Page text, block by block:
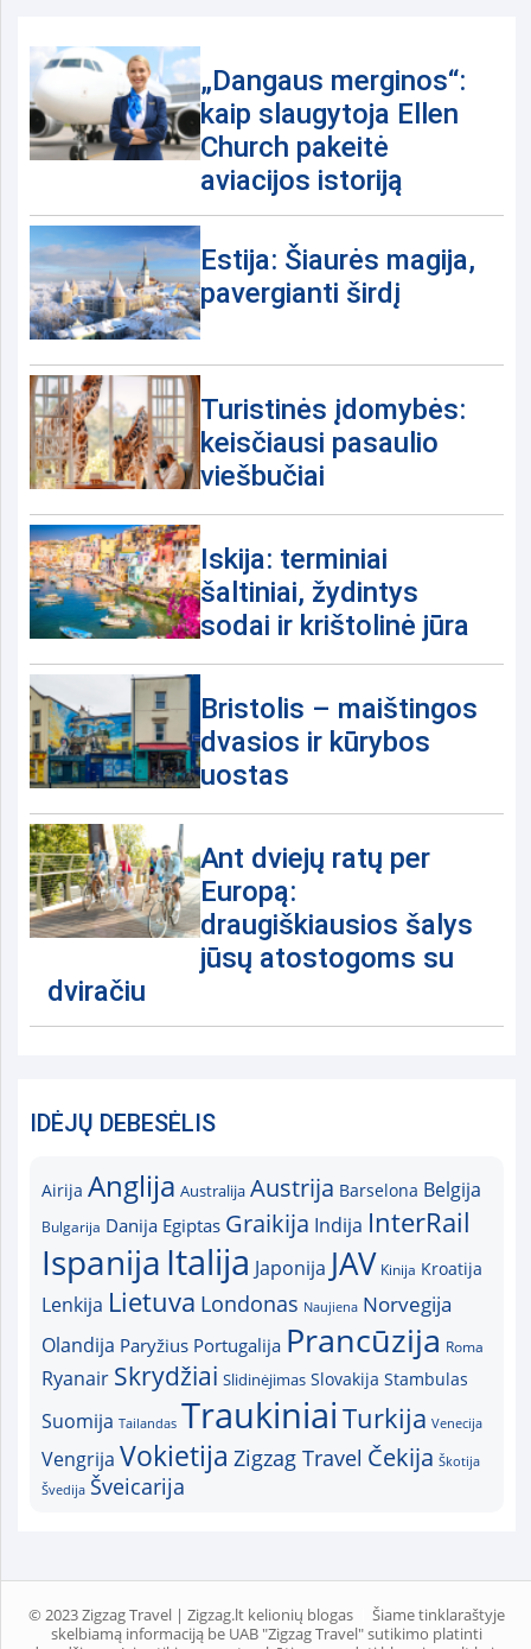
„Dangaus merginos“:
kaip slaugytoja Ellen
Church pakeitė
aviacijos istoriją
Estija: Šiaurės magija,
pavergianti širdį
Turistinės įdomybės:
keisčiausi pasaulio
viešbučiai
Iskija: terminiai
šaltiniai, žydintys
sodai ir krištolinė jūra
Bristolis – maištingos
dvasios ir kūrybos
uostas
Ant dviejų ratų per
Europą:
draugiškiausios šalys
jūsų atostogoms su
dviračiu
IDĖJŲ DEBESĖLIS
Airija Anglija Australija Austrija Barselona Belgija
Bulgarija Danija Egiptas Graikija Indija InterRail
Ispanija Italija Japonija JAV Kinija Kroatija
Lenkija Lietuva Londonas Naujiena Norvegija
Olandija Paryžius Portugalija Prancūzija Roma
Ryanair Skrydžiai Slidinėjimas Slovakija Stambulas
Suomija Tailandas TraukiniaiTurkija Venecija
Vengrija Vokietija Zigzag Travel Čekija Škotija
Švedija Šveicarija
© 2023 Zigzag Travel | Zigzag.lt kelionių blogas
Šiame tinklaraštyje
skelbiamą informaciją be UAB "Zigzag Travel" sutikimo platinti